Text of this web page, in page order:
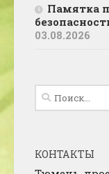
Памятка
03.08.2026
Найти:
КОНТАКТЫ